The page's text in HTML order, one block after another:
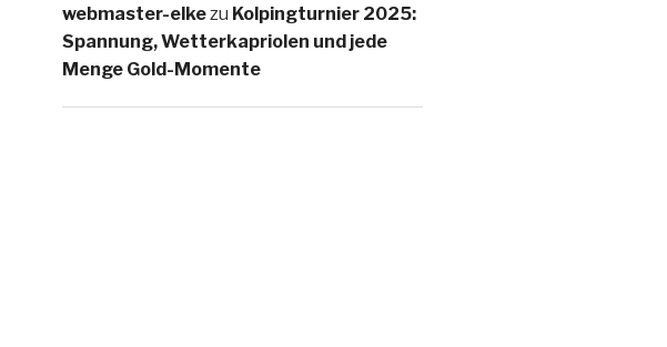
webmaster-elkezu Kolpingturnier 2025:
Spannung, Wetterkapriolen und jede
Menge Gold-Momente